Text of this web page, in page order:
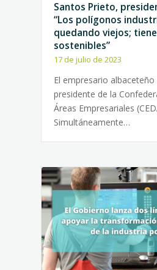
Santos Prieto,
“Los polígonos
quedando viejos;
sostenibles”
17 de julio de 2023
El empresario
presidente de la
Áreas Empresariales
Simultáneamente…